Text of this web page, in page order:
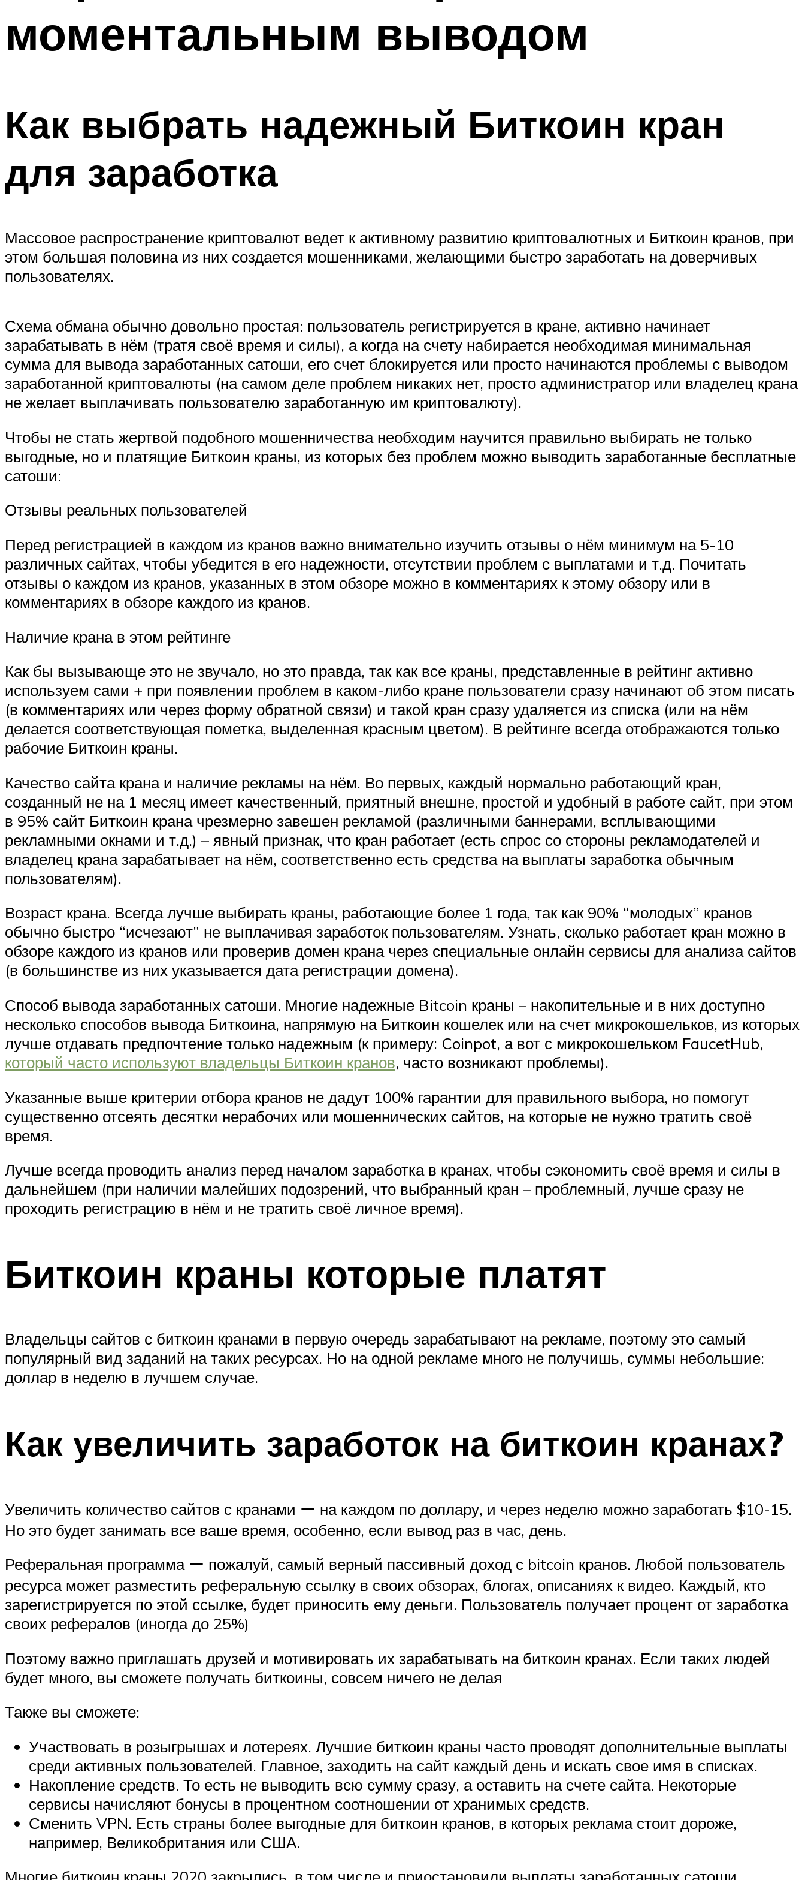
моментальным выводом
Как выбрать надежный Биткоин кран
для заработка
Массовое распространение криптовалют ведет к активному развитию криптовалютных и Биткоин кранов, при
этом большая половина из них создается мошенниками, желающими быстро заработать на доверчивых
пользователях.
Схема обмана обычно довольно простая: пользователь регистрируется в кране, активно начинает
зарабатывать в нём (тратя своё время и силы), а когда на счету набирается необходимая минимальная
сумма для вывода заработанных сатоши, его счет блокируется или просто начинаются проблемы с выводом
заработанной криптовалюты (на самом деле проблем никаких нет, просто администратор или владелец крана
не желает выплачивать пользователю заработанную им криптовалюту).
Чтобы не стать жертвой подобного мошенничества необходим научится правильно выбирать не только
выгодные, но и платящие Биткоин краны, из которых без проблем можно выводить заработанные бесплатные
сатоши:
Отзывы реальных пользователей
Перед регистрацией в каждом из кранов важно внимательно изучить отзывы о нём минимум на 5-10
различных сайтах, чтобы убедится в его надежности, отсутствии проблем с выплатами и т.д. Почитать
отзывы о каждом из кранов, указанных в этом обзоре можно в комментариях к этому обзору или в
комментариях в обзоре каждого из кранов.
Наличие крана в этом рейтинге
Как бы вызывающе это не звучало, но это правда, так как все краны, представленные в рейтинг активно
используем сами + при появлении проблем в каком-либо кране пользователи сразу начинают об этом писать
(в комментариях или через форму обратной связи) и такой кран сразу удаляется из списка (или на нём
делается соответствующая пометка, выделенная красным цветом). В рейтинге всегда отображаются только
рабочие Биткоин краны.
Качество сайта крана и наличие рекламы на нём. Во первых, каждый нормально работающий кран,
созданный не на 1 месяц имеет качественный, приятный внешне, простой и удобный в работе сайт, при этом
в 95% сайт Биткоин крана чрезмерно завешен рекламой (различными баннерами, всплывающими
рекламными окнами и т.д.) – явный признак, что кран работает (есть спрос со стороны рекламодателей и
владелец крана зарабатывает на нём, соответственно есть средства на выплаты заработка обычным
пользователям).
Возраст крана. Всегда лучше выбирать краны, работающие более 1 года, так как 90% “молодых” кранов
обычно быстро “исчезают” не выплачивая заработок пользователям. Узнать, сколько работает кран можно в
обзоре каждого из кранов или проверив домен крана через специальные онлайн сервисы для анализа сайтов
(в большинстве из них указывается дата регистрации домена).
Способ вывода заработанных сатоши. Многие надежные Bitcoin краны – накопительные и в них доступно
несколько способов вывода Биткоина, напрямую на Биткоин кошелек или на счет микрокошельков, из которых
лучше отдавать предпочтение только надежным (к примеру: Coinpot, а вот с микрокошельком FaucetHub,
который часто используют владельцы Биткоин кранов, часто возникают проблемы).
Указанные выше критерии отбора кранов не дадут 100% гарантии для правильного выбора, но помогут
существенно отсеять десятки нерабочих или мошеннических сайтов, на которые не нужно тратить своё
время.
Лучше всегда проводить анализ перед началом заработка в кранах, чтобы сэкономить своё время и силы в
дальнейшем (при наличии малейших подозрений, что выбранный кран – проблемный, лучше сразу не
проходить регистрацию в нём и не тратить своё личное время).
Биткоин краны которые платят
Владельцы сайтов с биткоин кранами в первую очередь зарабатывают на рекламе, поэтому это самый
популярный вид заданий на таких ресурсах. Но на одной рекламе много не получишь, суммы небольшие:
доллар в неделю в лучшем случае.
Как увеличить заработок на биткоин кранах?
Увеличить количество сайтов с кранами ー на каждом по доллару, и через неделю можно заработать $10-15.
Но это будет занимать все ваше время, особенно, если вывод раз в час, день.
Реферальная программа ー пожалуй, самый верный пассивный доход с bitcoin кранов. Любой пользователь
ресурса может разместить реферальную ссылку в своих обзорах, блогах, описаниях к видео. Каждый, кто
зарегистрируется по этой ссылке, будет приносить ему деньги. Пользователь получает процент от заработка
своих рефералов (иногда до 25%)
Поэтому важно приглашать друзей и мотивировать их зарабатывать на биткоин кранах. Если таких людей
будет много, вы сможете получать биткоины, совсем ничего не делая
Также вы сможете:
Участвовать в розыгрышах и лотереях. Лучшие биткоин краны часто проводят дополнительные выплаты
среди активных пользователей. Главное, заходить на сайт каждый день и искать свое имя в списках.
Накопление средств. То есть не выводить всю сумму сразу, а оставить на счете сайта. Некоторые
сервисы начисляют бонусы в процентном соотношении от хранимых средств.
Сменить VPN. Есть страны более выгодные для биткоин кранов, в которых реклама стоит дороже,
например, Великобритания или США.